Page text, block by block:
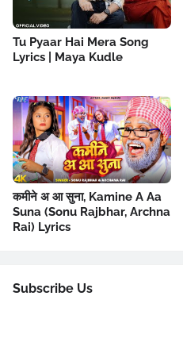
Tu Pyaar Hai Mera Song
Lyrics | Maya Kudle
कमीने अ आ सुना, Kamine A Aa
Suna (Sonu Rajbhar, Archna
Rai) Lyrics
Subscribe Us